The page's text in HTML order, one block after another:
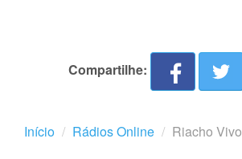
Compartilhe:
Início Rádios Online Riacho Vivo